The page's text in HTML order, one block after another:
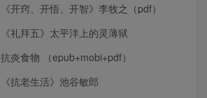
《开窍、开悟、开智》李牧之（pdf）
《礼拜五》太平洋上的灵薄狱
抗炎食物 （epub+mobi+pdf）
《抗老生活》池谷敏郎